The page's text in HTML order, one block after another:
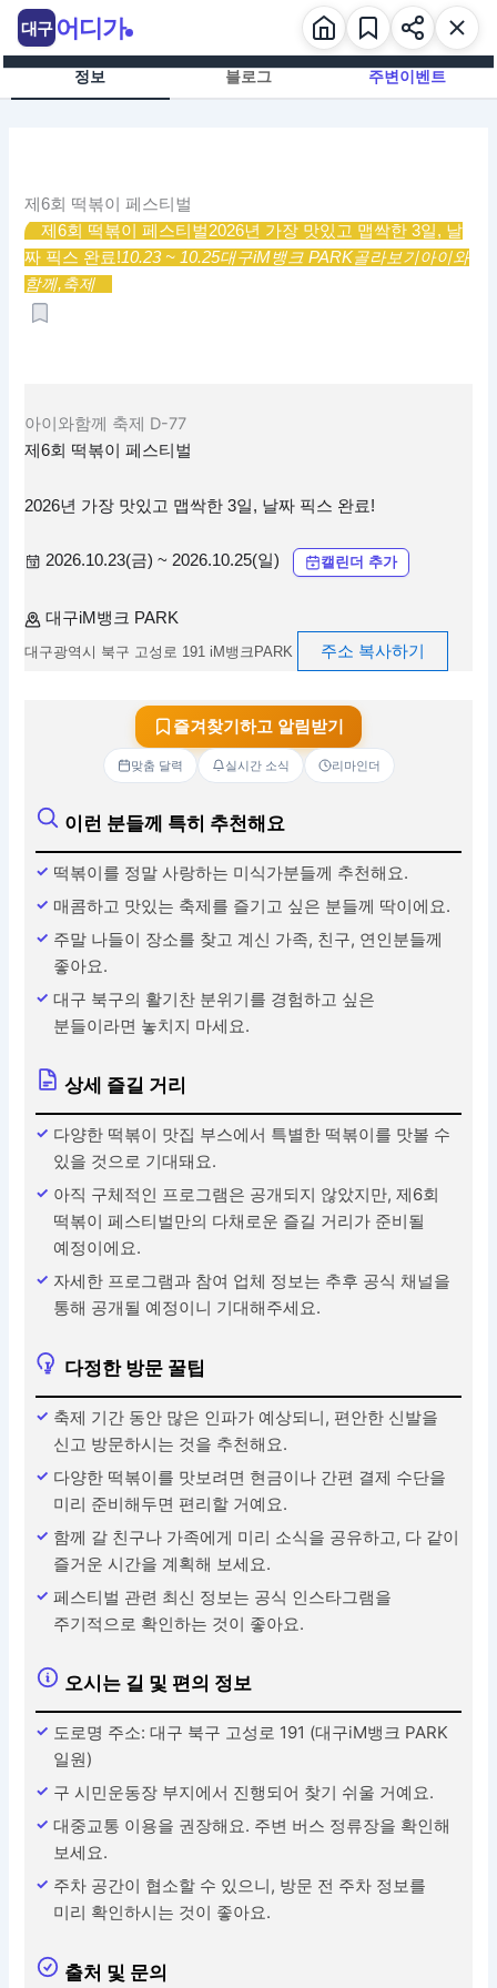
츠
정보 블로그 주변이벤트
제6회 떡볶이 페스티벌
제6회 떡볶이 페스티벌2026년 가장 맛있고 맵싹한 3일, 날
짜 픽스 완료!10.23 ~ 10.25대구iM뱅크 PARK골라보기아이와
함께,축제
아이와함께 축제 D-77
제6회 떡볶이 페스티벌
2026년 가장 맛있고 맵싹한 3일, 날짜 픽스 완료!
2026.10.23(금) ~ 2026.10.25(일) 캘린더 추가
대구iM뱅크 PARK
대구광역시 북구 고성로 191 iM뱅크PARK 주소 복사하기
즐겨찾기하고 알림받기
맞춤 달력 실시간 소식 리마인더
이런 분들께 특히 추천해요
떡볶이를 정말 사랑하는 미식가분들께 추천해요.
매콤하고 맛있는 축제를 즐기고 싶은 분들께 딱이에요.
주말 나들이 장소를 찾고 계신 가족, 친구, 연인분들께
좋아요.
대구 북구의 활기찬 분위기를 경험하고 싶은
분들이라면 놓치지 마세요.
상세 즐길 거리
다양한 떡볶이 맛집 부스에서 특별한 떡볶이를 맛볼 수
있을 것으로 기대돼요.
아직 구체적인 프로그램은 공개되지 않았지만, 제6회
떡볶이 페스티벌만의 다채로운 즐길 거리가 준비될
예정이에요.
자세한 프로그램과 참여 업체 정보는 추후 공식 채널을
통해 공개될 예정이니 기대해주세요.
다정한 방문 꿀팁
축제 기간 동안 많은 인파가 예상되니, 편안한 신발을
신고 방문하시는 것을 추천해요.
다양한 떡볶이를 맛보려면 현금이나 간편 결제 수단을
미리 준비해두면 편리할 거예요.
함께 갈 친구나 가족에게 미리 소식을 공유하고, 다 같이
즐거운 시간을 계획해 보세요.
페스티벌 관련 최신 정보는 공식 인스타그램을
주기적으로 확인하는 것이 좋아요.
오시는 길 및 편의 정보
도로명 주소: 대구 북구 고성로 191 (대구iM뱅크 PARK
일원)
구 시민운동장 부지에서 진행되어 찾기 쉬울 거예요.
대중교통 이용을 권장해요. 주변 버스 정류장을 확인해
보세요.
주차 공간이 협소할 수 있으니, 방문 전 주차 정보를
미리 확인하시는 것이 좋아요.
출처 및 문의
대구 어디가